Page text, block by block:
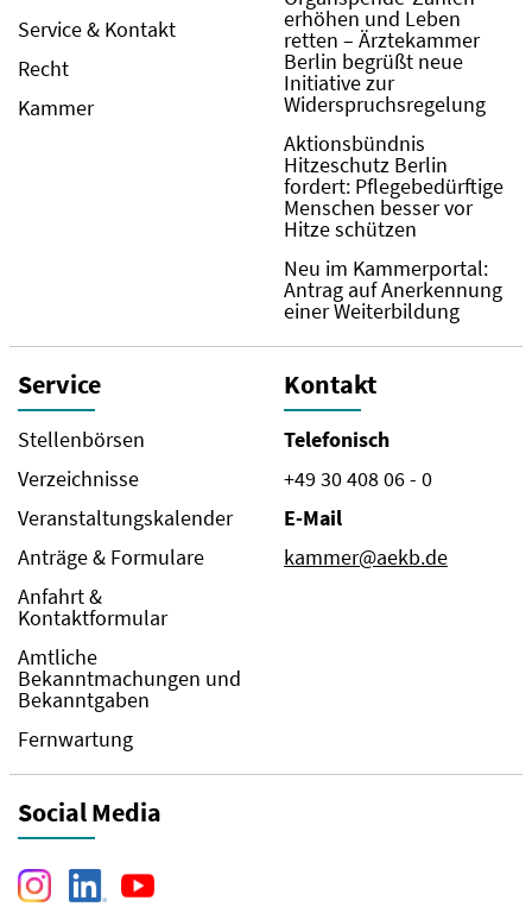
Service & Kontakt
Recht
Kammer
erhöhen und Leben
retten – Ärztekammer
Berlin begrüßt neue
Initiative zur
Widerspruchsregelung
Aktionsbündnis
Hitzeschutz Berlin
fordert: Pflegebedürftige
Menschen besser vor
Hitze schützen
Neu im Kammerportal:
Antrag auf Anerkennung
einer Weiterbildung
Service
Stellenbörsen
Verzeichnisse
Veranstaltungskalender
Anträge & Formulare
Anfahrt &
Kontaktformular
Amtliche
Bekanntmachungen und
Bekanntgaben
Fernwartung
Kontakt
Telefonisch
+49 30 408 06 - 0
E-Mail
kammer@aekb.de
Social Media